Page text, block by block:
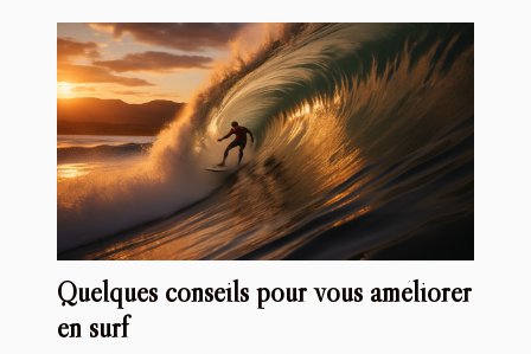
Quelques conseils pour vous améliorer
en surf